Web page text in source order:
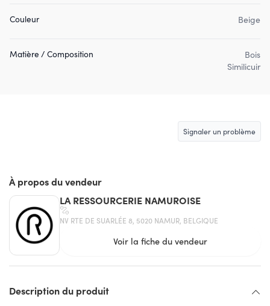
Couleur Beige
Matière / Composition
Bois
Similicuir
Signaler un problème
À propos du vendeur
LA RESSOURCERIE NAMUROISE
NV RTE DE SUARLÉE 8, 5020 NAMUR, BELGIQUE
Voir la fiche du vendeur
Description du produit